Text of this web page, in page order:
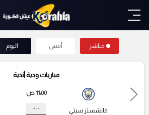
مباشر أمس اليوم
مباريات ودية أندية
مانشستر سيتي
11:00 ص
- : -